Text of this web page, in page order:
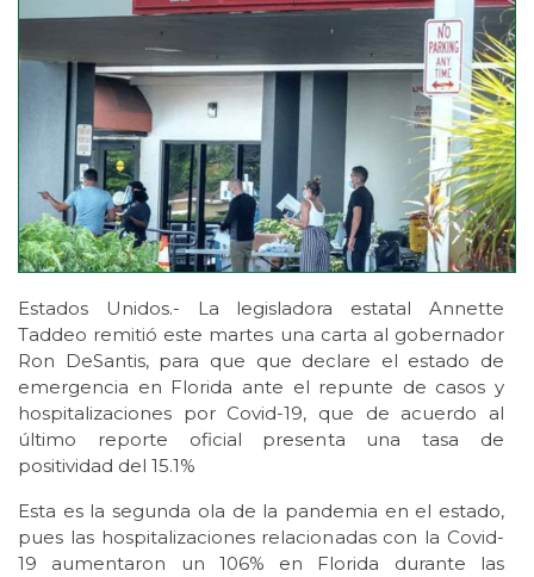
Estados Unidos.- La legisladora estatal Annette
Taddeo remitió este martes una carta al gobernador
Ron DeSantis, para que que declare el estado de
emergencia en Florida ante el repunte de casos y
hospitalizaciones por Covid-19, que de acuerdo al
último reporte oficial presenta una tasa de
positividad del 15.1%
Esta es la segunda ola de la pandemia en el estado,
pues las hospitalizaciones relacionadas con la Covid-
19 aumentaron un 106% en Florida durante las